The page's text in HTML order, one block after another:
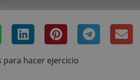
para hacer ejercicio